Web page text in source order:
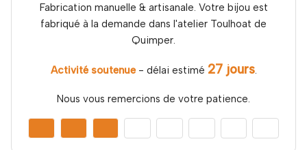
Fabrication manuelle & artisanale. Votre bijou est
fabriqué à la demande dans l'atelier Toulhoat de
Quimper.
Activité soutenue- délai estimé 27 jours.
Nous vous remercions de votre patience.